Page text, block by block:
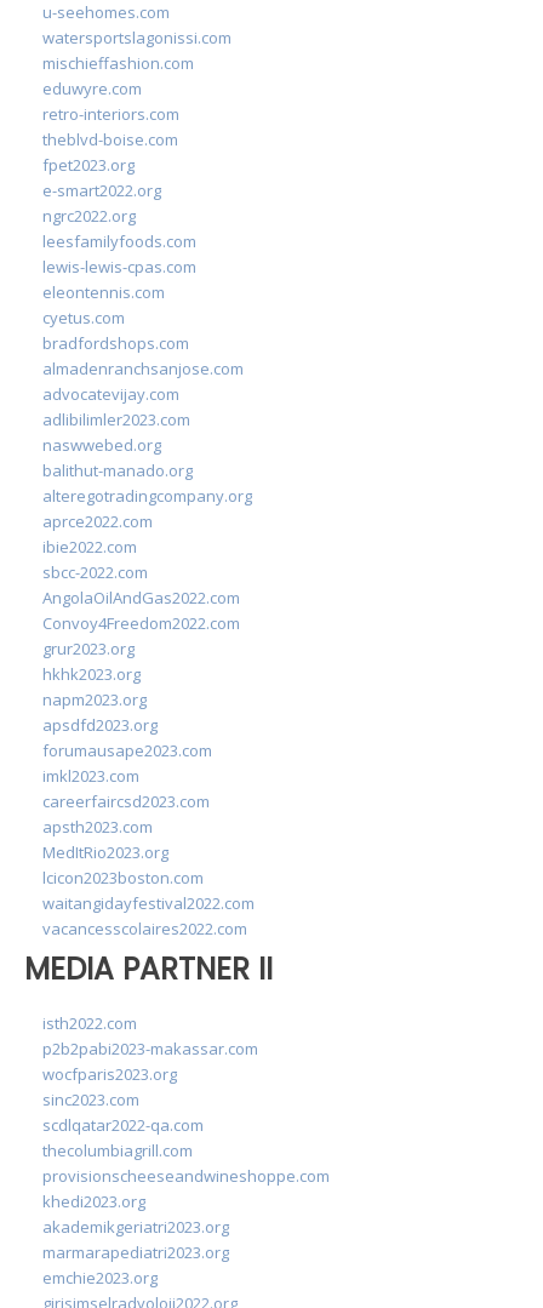
u-seehomes.com
watersportslagonissi.com
mischieffashion.com
eduwyre.com
retro-interiors.com
theblvd-boise.com
fpet2023.org
e-smart2022.org
ngrc2022.org
leesfamilyfoods.com
lewis-lewis-cpas.com
eleontennis.com
cyetus.com
bradfordshops.com
almadenranchsanjose.com
advocatevijay.com
adlibilimler2023.com
naswwebed.org
balithut-manado.org
alteregotradingcompany.org
aprce2022.com
ibie2022.com
sbcc-2022.com
AngolaOilAndGas2022.com
Convoy4Freedom2022.com
grur2023.org
hkhk2023.org
napm2023.org
apsdfd2023.org
forumausape2023.com
imkl2023.com
careerfaircsd2023.com
apsth2023.com
MedItRio2023.org
lcicon2023boston.com
waitangidayfestival2022.com
vacancesscolaires2022.com
MEDIA PARTNER II
isth2022.com
p2b2pabi2023-makassar.com
wocfparis2023.org
sinc2023.com
scdlqatar2022-qa.com
thecolumbiagrill.com
provisionscheeseandwineshoppe.com
khedi2023.org
akademikgeriatri2023.org
marmarapediatri2023.org
emchie2023.org
girisimselradyoloji2022.org